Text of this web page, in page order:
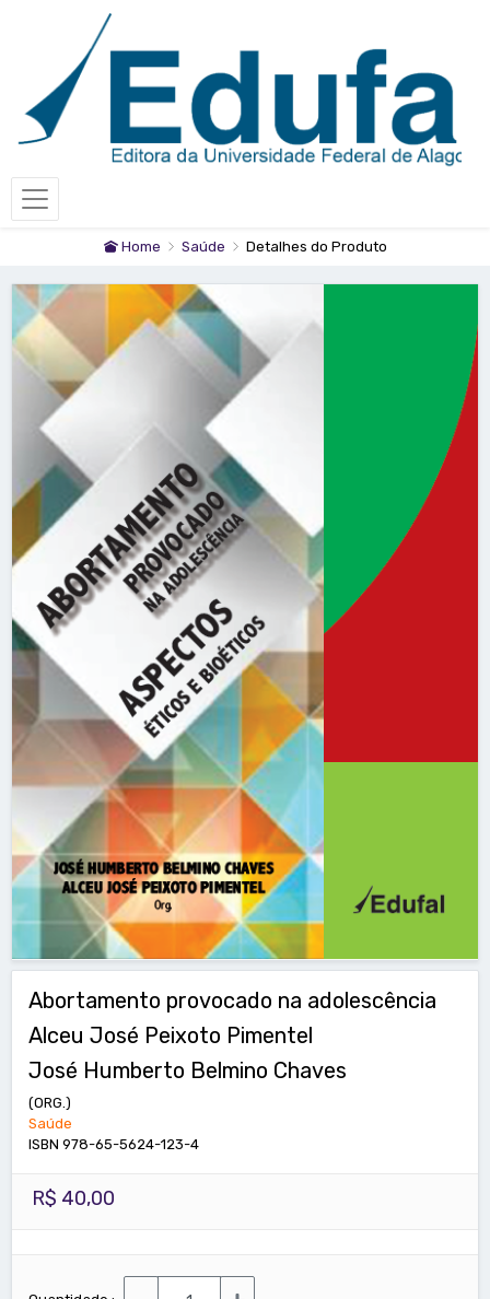
Home Saúde Detalhes do Produto
Abortamento provocado na adolescência
Alceu José Peixoto Pimentel
José Humberto Belmino Chaves
(ORG.)
Saúde
ISBN 978-65-5624-123-4
R$ 40,00